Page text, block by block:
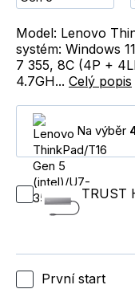
Model: Lenovo
systém: Windows
7 355, 8C (4P +
4.7GH... Celý popis
Na výběr
TRUST
První start